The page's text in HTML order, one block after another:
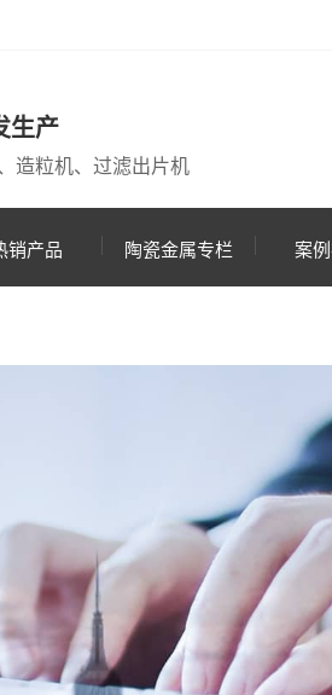
生产
造粒机、过滤出片机
销产品 陶瓷金属专栏 案